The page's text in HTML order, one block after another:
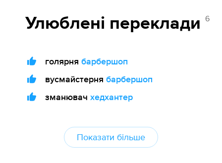
Улюблені переклади 6
голярня барбершоп
вусмайстерня барбершоп
зманювач хедхантер
Показати більше